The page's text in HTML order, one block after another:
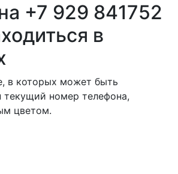
+7 929 841752
в
в которых может быть
текущий номер телефона,
цветом.